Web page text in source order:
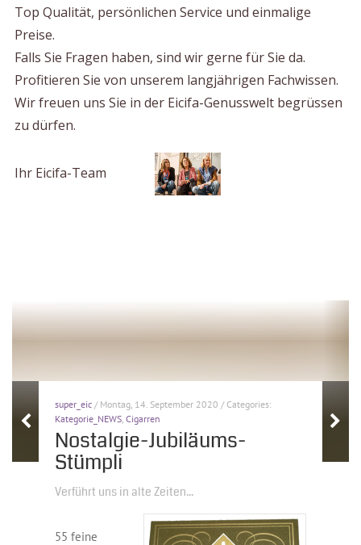
Top Qualität, persönlichen Service und einmalige
Preise.
Falls Sie Fragen haben, sind wir gerne für Sie da.
Profitieren Sie von unserem langjährigen Fachwissen.
Wir freuen uns Sie in der Eicifa-Genusswelt begrüssen
zu dürfen.
Ihr Eicifa-Team
super_eic / Montag, 14. September 2020 / Categories:
Kategorie_NEWS ,Cigarren
Nostalgie-Jubiläums-
Stümpli
Verführt uns in alte Zeiten...
55 feine